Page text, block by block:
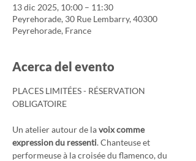
13 dic 2025, 10:00 – 11:30
Peyrehorade, 30 Rue Lembarry, 40300
Peyrehorade, France
Acerca del evento
PLACES LIMITÉES - RÉSERVATION
OBLIGATOIRE
Un atelier autour de la voix comme
expression du ressenti. Chanteuse et
performeuse à la croisée du flamenco, du